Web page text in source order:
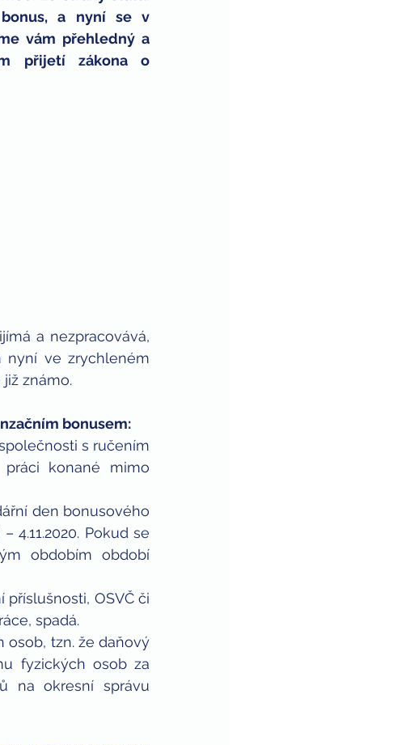
a nyní se v
vám přehledný a
přijetí zákona o
a nezpracovává,
nyní ve zrychleném
známo.
bonusem:
s ručením
konané mimo
den bonusového
4.11.2020. Pokud se
obdobím období
OSVČ či
spadá.
osob, tzn. že daňový
fyzických osob za
na okresní správu